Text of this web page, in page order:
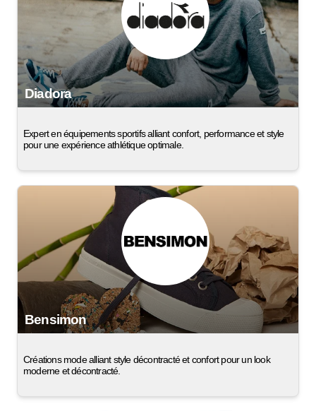
Diadora
Expert en équipements sportifs alliant confort, performance et style
pour une expérience athlétique optimale.
Bensimon
Créations mode alliant style décontracté et confort pour un look
moderne et décontracté.